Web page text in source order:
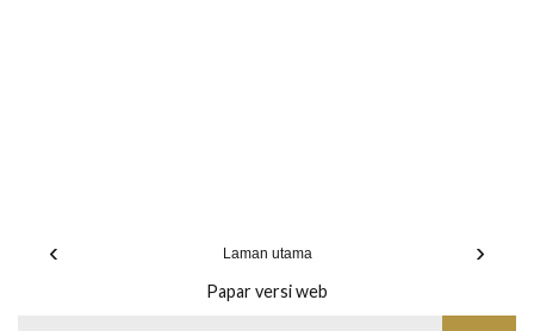
‹ ›
Laman utama
Papar versi web